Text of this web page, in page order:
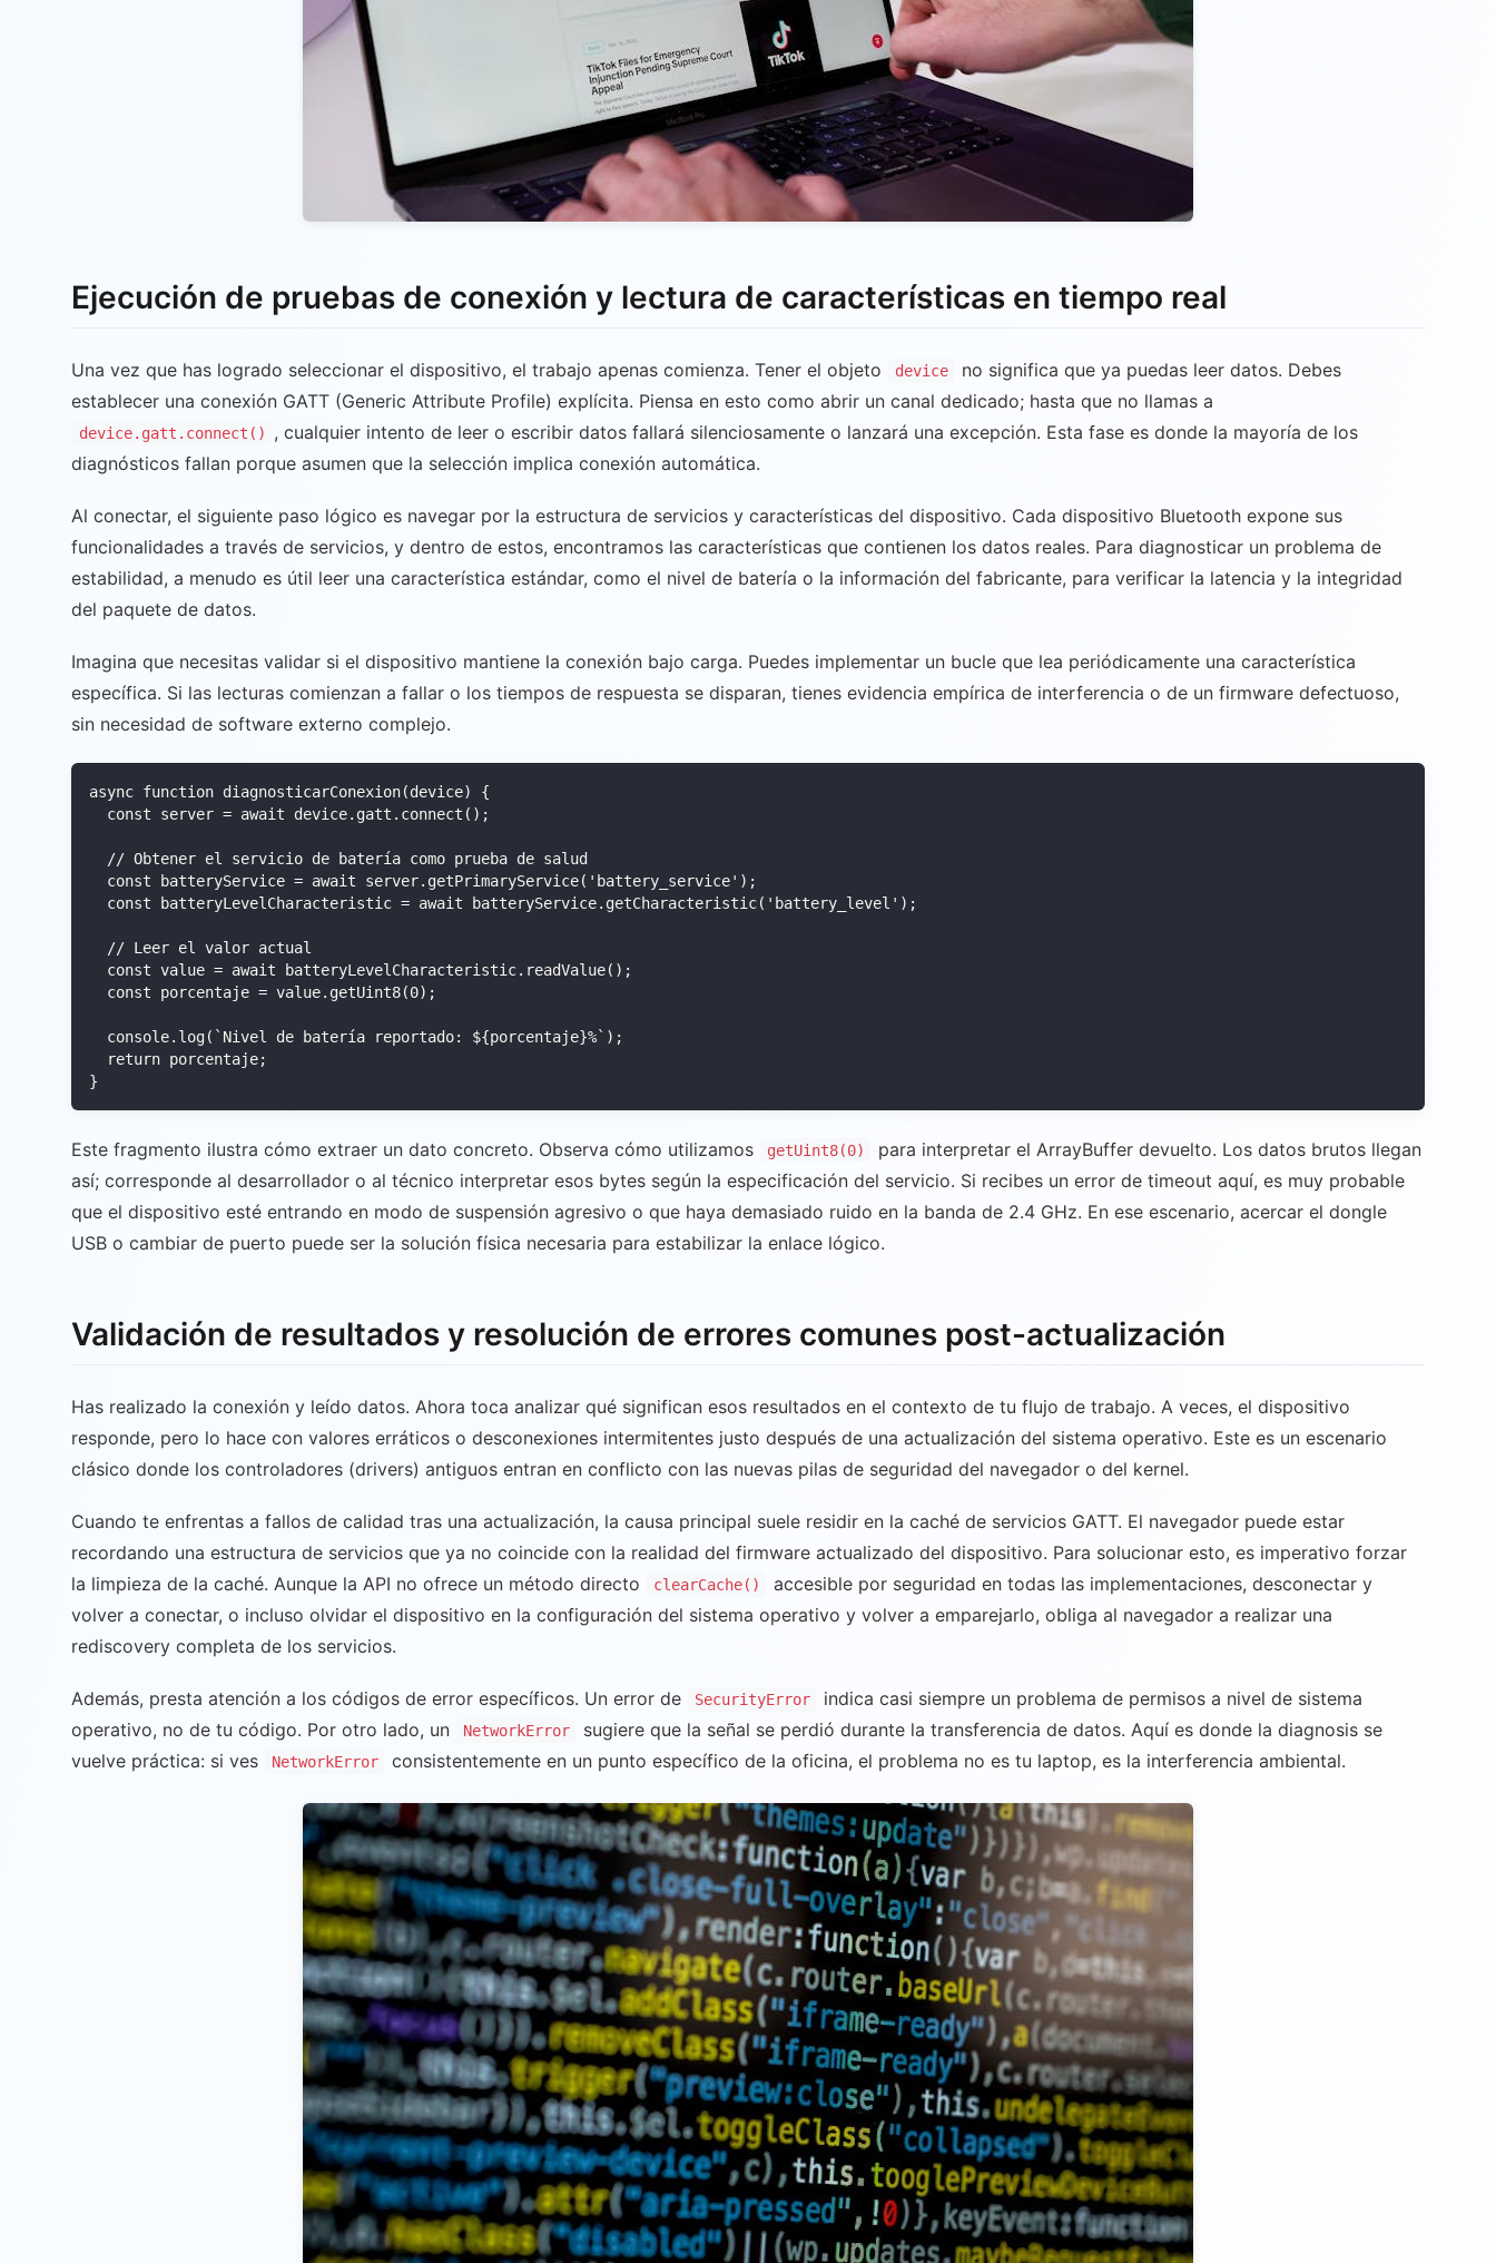
Ejecución de pruebas de conexión y lectura de características en tiempo real
Una vez que has logrado seleccionar el dispositivo, el trabajo apenas comienza. Tener el objeto device
no significa que ya puedas leer datos. Debes
establecer una conexión GATT (Generic Attribute Profile) explícita. Piensa en esto como abrir un canal dedicado; hasta que no llamas a
device.gatt.connect()
, cualquier intento de leer o escribir datos fallará silenciosamente o lanzará una excepción. Esta fase es donde la mayoría de los
diagnósticos fallan porque asumen que la selección implica conexión automática.
Al conectar, el siguiente paso lógico es navegar por la estructura de servicios y características del dispositivo. Cada dispositivo Bluetooth expone sus
funcionalidades a través de servicios, y dentro de estos, encontramos las características que contienen los datos reales. Para diagnosticar un problema de
estabilidad, a menudo es útil leer una característica estándar, como el nivel de batería o la información del fabricante, para verificar la latencia y la integridad
del paquete de datos.
Imagina que necesitas validar si el dispositivo mantiene la conexión bajo carga. Puedes implementar un bucle que lea periódicamente una característica
específica. Si las lecturas comienzan a fallar o los tiempos de respuesta se disparan, tienes evidencia empírica de interferencia o de un firmware defectuoso,
sin necesidad de software externo complejo.
async function diagnosticarConexion(device) {
  const server = await device.gatt.connect();
  // Obtener el servicio de batería como prueba de salud
  const batteryService = await server.getPrimaryService('battery_service');
  const batteryLevelCharacteristic = await batteryService.getCharacteristic('battery_level');
  // Leer el valor actual
  const value = await batteryLevelCharacteristic.readValue();
  const porcentaje = value.getUint8(0);
  console.log(`Nivel de batería reportado: ${porcentaje}%`);
  return porcentaje;
Este fragmento ilustra cómo extraer un dato concreto. Observa cómo utilizamos getUint8(0)
para interpretar el ArrayBuffer devuelto. Los datos brutos llegan
así; corresponde al desarrollador o al técnico interpretar esos bytes según la especificación del servicio. Si recibes un error de timeout aquí, es muy probable
que el dispositivo esté entrando en modo de suspensión agresivo o que haya demasiado ruido en la banda de 2.4 GHz. En ese escenario, acercar el dongle
USB o cambiar de puerto puede ser la solución física necesaria para estabilizar la enlace lógico.
Validación de resultados y resolución de errores comunes post-actualización
Has realizado la conexión y leído datos. Ahora toca analizar qué significan esos resultados en el contexto de tu flujo de trabajo. A veces, el dispositivo
responde, pero lo hace con valores erráticos o desconexiones intermitentes justo después de una actualización del sistema operativo. Este es un escenario
clásico donde los controladores (drivers) antiguos entran en conflicto con las nuevas pilas de seguridad del navegador o del kernel.
Cuando te enfrentas a fallos de calidad tras una actualización, la causa principal suele residir en la caché de servicios GATT. El navegador puede estar
recordando una estructura de servicios que ya no coincide con la realidad del firmware actualizado del dispositivo. Para solucionar esto, es imperativo forzar
la limpieza de la caché. Aunque la API no ofrece un método directo
clearCache()
accesible por seguridad en todas las implementaciones, desconectar y
volver a conectar, o incluso olvidar el dispositivo en la configuración del sistema operativo y volver a emparejarlo, obliga al navegador a realizar una
rediscovery completa de los servicios.
Además, presta atención a los códigos de error específicos. Un error de SecurityError
indica casi siempre un problema de permisos a nivel de sistema
operativo, no de tu código. Por otro lado, un
NetworkError
sugiere que la señal se perdió durante la transferencia de datos. Aquí es donde la diagnosis se
vuelve práctica: si ves
NetworkError consistentemente en un punto específico de la oficina, el problema no es tu laptop, es la interferencia ambiental.